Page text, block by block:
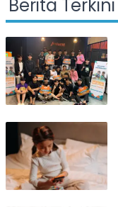
Berita Terkini